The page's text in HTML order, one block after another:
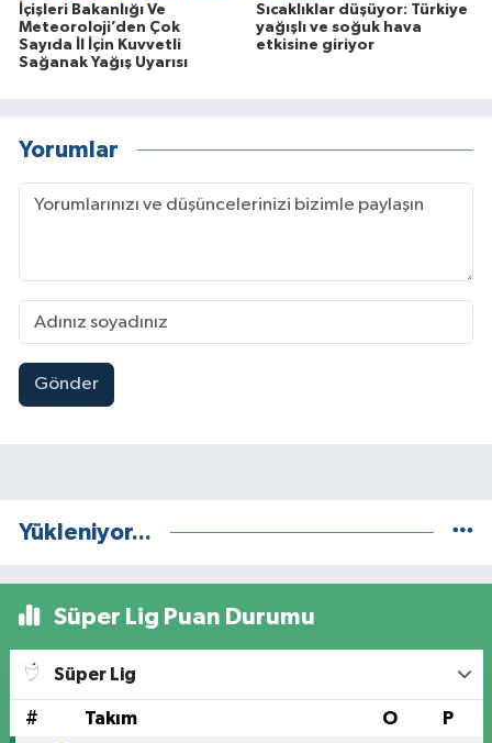
İçişleri Bakanlığı Ve
Meteoroloji’den Çok
Sayıda İl İçin Kuvvetli
Sağanak Yağış Uyarısı
Sıcaklıklar düşüyor: Türkiye
yağışlı ve soğuk hava
etkisine giriyor
Yorumlar
Gönder
Yükleniyor...
Süper Lig Puan Durumu
Süper Lig
# Takım O P